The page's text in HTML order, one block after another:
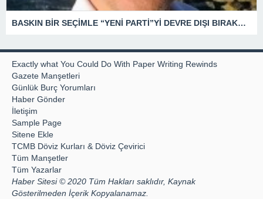
BASKIN BİR SEÇİMLE “YENİ PARTİ”Yİ DEVRE DIŞI BIRAKMAK İÇİN DÜĞMEYE Mİ BASILDI?
Exactly what You Could Do With Paper Writing Rewinds
Gazete Manşetleri
Günlük Burç Yorumları
Haber Gönder
İletişim
Sample Page
Sitene Ekle
TCMB Döviz Kurları & Döviz Çevirici
Tüm Manşetler
Tüm Yazarlar
Haber Sitesi © 2020 Tüm Hakları saklıdır, Kaynak
Gösterilmeden İçerik Kopyalanamaz.